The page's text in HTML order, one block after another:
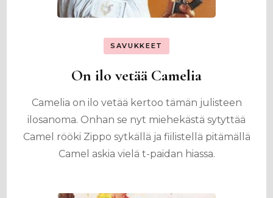
SAVUKKEET
On ilo vetää Camelia
Camelia on ilo vetää kertoo tämän julisteen
ilosanoma. Onhan se nyt miehekästä sytyttää
Camel rööki Zippo sytkällä ja fiilistellä pitämällä
Camel askia vielä t-paidan hiassa.